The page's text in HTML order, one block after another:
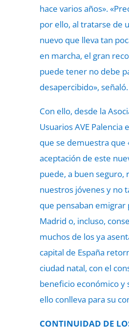
hace varios años».
por ello, al tratarse de
nuevo que lleva tan
en marcha, el gran
puede tener no debe
desapercibido», señaló.
Con ello, desde la
Usuarios AVE Palencia
que se demuestra que
aceptación de este
puede, a buen seguro,
nuestros jóvenes y no
que pensaban emigrar
Madrid o, incluso,
muchos de los ya
capital de España
ciudad natal, con el
beneficio económico y
ello conlleva para su
CONTINUIDAD DE